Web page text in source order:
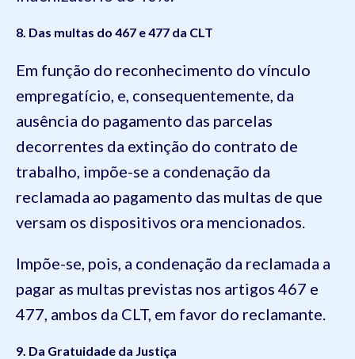
8. Das multas do 467 e 477 da CLT
Em função do reconhecimento do vínculo
empregatício, e, consequentemente, da
ausência do pagamento das parcelas
decorrentes da extinção do contrato de
trabalho, impõe-se a condenação da
reclamada ao pagamento das multas de que
versam os dispositivos ora mencionados.
Impõe-se, pois, a condenação da reclamada a
pagar as multas previstas nos artigos 467 e
477, ambos da CLT, em favor do reclamante.
9. Da Gratuidade da Justiça